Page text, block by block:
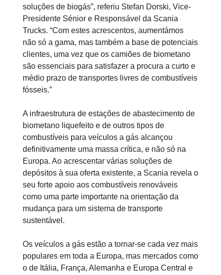
soluções de biogás”, referiu Stefan Dorski, Vice-
Presidente Sénior e Responsável da Scania
Trucks. “Com estes acrescentos, aumentámos
não só a gama, mas também a base de potenciais
clientes, uma vez que os camiões de biometano
são essenciais para satisfazer a procura a curto e
médio prazo de transportes livres de combustíveis
fósseis.”
A infraestrutura de estações de abastecimento de
biometano liquefeito e de outros tipos de
combustíveis para veículos a gás alcançou
definitivamente uma massa crítica, e não só na
Europa. Ao acrescentar várias soluções de
depósitos à sua oferta existente, a Scania revela o
seu forte apoio aos combustíveis renováveis
como uma parte importante na orientação da
mudança para um sistema de transporte
sustentável.
Os veículos a gás estão a tornar-se cada vez mais
populares em toda a Europa, mas mercados como
o de Itália, França, Alemanha e Europa Central e